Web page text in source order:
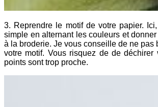
3. Reprendre le motif de votre papier.
simple en alternant les couleurs et
à la broderie. Je vous conseille de ne pas
votre motif. Vous risquez de de déchirer
points sont trop proche.